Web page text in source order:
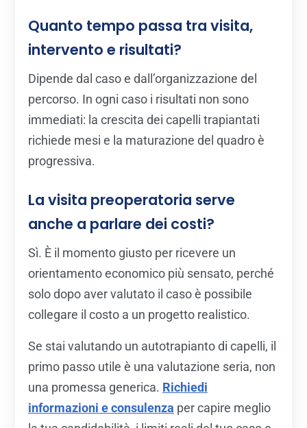
Quanto tempo passa tra visita,
intervento e risultati?
Dipende dal caso e dall’organizzazione del
percorso. In ogni caso i risultati non sono
immediati: la crescita dei capelli trapiantati
richiede mesi e la maturazione del quadro è
progressiva.
La visita preoperatoria serve
anche a parlare dei costi?
Sì. È il momento giusto per ricevere un
orientamento economico più sensato, perché
solo dopo aver valutato il caso è possibile
collegare il costo a un progetto realistico.
Se stai valutando un autotrapianto di capelli, il
primo passo utile è una valutazione seria, non
una promessa generica. Richiedi
informazioni e consulenza per capire meglio